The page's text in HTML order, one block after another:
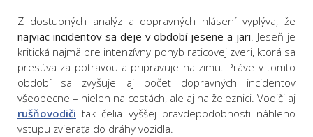
Z dostupných analýz a dopravných hlásení vyplýva, že
najviac incidentov sa deje v období jesene a jari. Jeseň je
kritická najmä pre intenzívny pohyb raticovej zveri, ktorá sa
presúva za potravou a pripravuje na zimu. Práve v tomto
období sa zvyšuje aj počet dopravných incidentov
všeobecne – nielen na cestách, ale aj na železnici. Vodiči aj
rušňovodiči tak čelia vyššej pravdepodobnosti náhleho
vstupu zvieraťa do dráhy vozidla.